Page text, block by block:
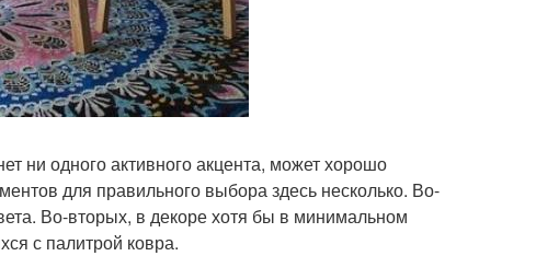
ни одного активного акцента, может хорошо
для правильного выбора здесь несколько. Во-
Во-вторых, в декоре хотя бы в минимальном
с палитрой ковра.